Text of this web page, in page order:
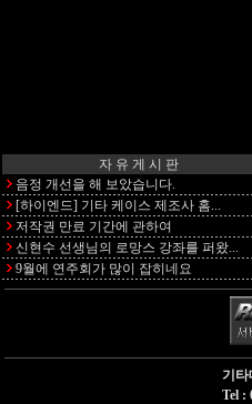
자 유 게 시 판
음정 개선을 해 보았습니다.
[하이엔드] 기타 케이스 제조사 홈...
저작권 만료 기간에 관하여
신현수 선생님의 로망스 강좌를 퍼왔...
9월에 연주회가 많이 잡히네요
기
Tel :